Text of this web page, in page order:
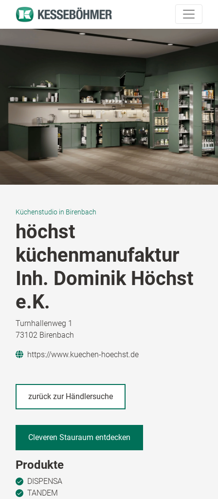
Küchenstudio in Birenbach
höchst
küchenmanufaktur
Inh. Dominik Höchst
e.K.
Turnhallenweg 1
73102 Birenbach
https://www.kuechen-hoechst.de
zurück zur Händlersuche
Cleveren Stauraum entdecken
Produkte
DISPENSA
TANDEM